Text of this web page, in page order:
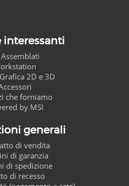
interessanti
Assemblati
2D e 3D
che forniamo
by MSI
generali
di vendita
di garanzia
di spedizione
di recesso